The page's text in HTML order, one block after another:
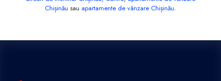
Chișinău sau apartamente de vânzare Chișinău.